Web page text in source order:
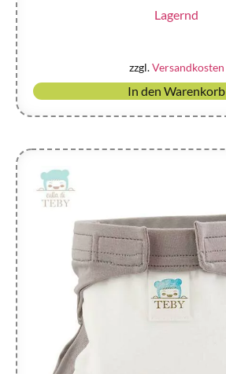
Lagernd
zzgl.Versandkosten
In den Warenkorb